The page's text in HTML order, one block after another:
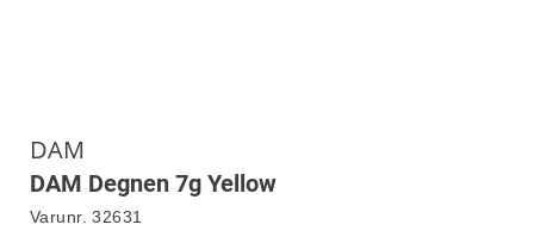
DAM
DAM Degnen 7g Yellow
Varunr. 32631